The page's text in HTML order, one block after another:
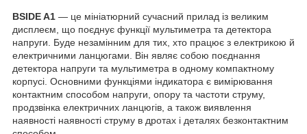
BSIDE A1 — це мініатюрний сучасний прилад із великим
дисплеєм, що поєднує функції мультиметра та детектора
напруги. Буде незамінним для тих, хто працює з електрикою й
електричними ланцюгами. Він являє собою поєднання
детектора напруги та мультиметра в одному компактному
корпусі. Основними функціями індикатора є вимірювання
контактним способом напруги, опору та частоти струму,
продзвінка електричних ланцюгів, а також виявлення
наявності наявності струму в дротах і деталях безконтактним